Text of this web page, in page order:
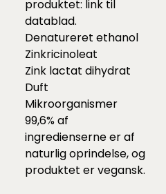
produktet: link til
datablad.
Denatureret ethanol
Zinkricinoleat
Zink lactat dihydrat
Duft
Mikroorganismer
99,6% af
ingredienserne er af
naturlig oprindelse, og
produktet er vegansk.